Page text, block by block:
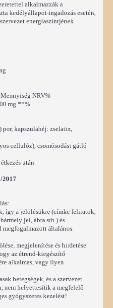
alkalmazzák a
kedélyállapot-ingadozás esetén,
energiaszintjének
NRV%
mg **%
por, kapszulahéj: zselatin,
cellulóz), csomósodást gátló
után
2017
így a jelölésükre (címke feliratok,
jel, ábra stb.) és
megfogalmazott általános
megjelenítése és hirdetése
az étrend-kiegészítő
alkalmas, vagy ilyen
betegségek, és a szervezet
nem helyettesítik a megfelelő
gyógyszeres kezelést!